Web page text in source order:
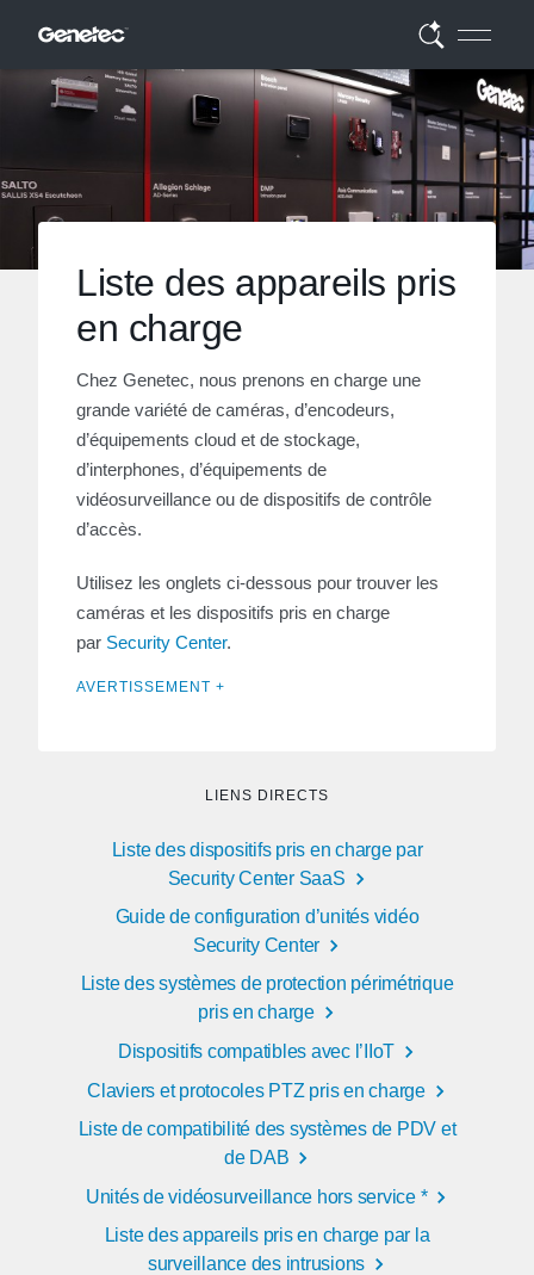
Liste des appareils pris
en charge
Chez Genetec, nous prenons en charge une
grande variété de caméras, d’encodeurs,
d’équipements cloud et de stockage,
d’interphones, d’équipements de
vidéosurveillance ou de dispositifs de contrôle
d’accès.
Utilisez les onglets ci-dessous pour trouver les
caméras et les dispositifs pris en charge
par Security Center.
AVERTISSEMENT +
LIENS DIRECTS
Liste des dispositifs pris en charge par
Security Center SaaS
Guide de configuration d’unités vidéo
Security Center
Liste des systèmes de protection périmétrique
pris en charge
Dispositifs compatibles avec l’IIoT
Claviers et protocoles PTZ pris en charge
Liste de compatibilité des systèmes de PDV et
de DAB
Unités de vidéosurveillance hors service *
Liste des appareils pris en charge par la
surveillance des intrusions